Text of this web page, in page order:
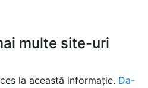
multe site-uri
la această informație. Da-